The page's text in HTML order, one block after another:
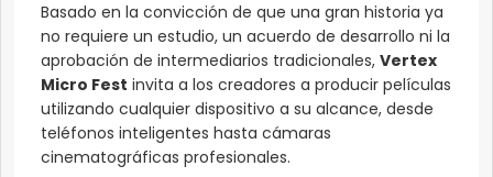
Basado en la convicción de que una gran historia ya
no requiere un estudio, un acuerdo de desarrollo ni la
aprobación de intermediarios tradicionales, Vertex
Micro Fest invita a los creadores a producir películas
utilizando cualquier dispositivo a su alcance, desde
teléfonos inteligentes hasta cámaras
cinematográficas profesionales.